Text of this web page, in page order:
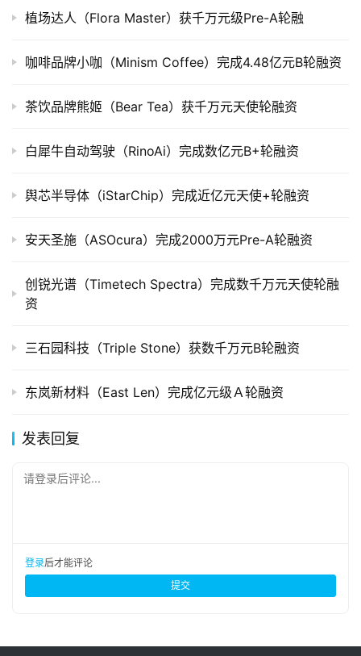
投
业
院
植场达人（Flora Master）获千万元级Pre-A轮融
咖啡品牌小咖（Minism Coffee）完成4.48亿元B轮融资
茶饮品牌熊姬（Bear Tea）获千万元天使轮融资
白犀牛自动驾驶（RinoAi）完成数亿元B+轮融资
舆芯半导体（iStarChip）完成近亿元天使+轮融资
安天圣施（ASOcura）完成2000万元Pre-A轮融资
创锐光谱（Timetech Spectra）完成数千万元天使轮融
资
三石园科技（Triple Stone）获数千万元B轮融资
东岚新材料（East Len）完成亿元级Ａ轮融资
发表回复
请登录后评论...
登录后才能评论
提交